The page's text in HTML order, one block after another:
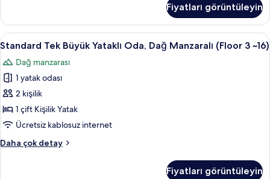
person
included)
için
tüm
fotoğrafları
görün
Family
Twin
Room
KRW
5,000
person
included)
hakkında
daha
fazla
Fiyatları görüntüleyin
Standard
Tek
Büyük
Yataklı
Oda,
Dağ
Manzaralı
3
Kaliteli yatak takımı, kuştüyü yorgan,
6
Standard Tek Büyük Yataklı Oda, Dağ Manzaralı (Floor 3 ~16)
Dağ manzarası
1 yatak odası
2 kişilik
1 çift Kişilik Yatak
Ücretsiz kablosuz internet
Daha çok detay
Standard
Fiyatları görüntüleyin